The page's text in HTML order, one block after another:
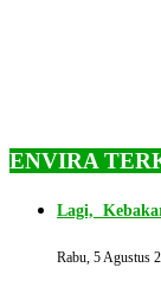
ENVIRA
Lagi,
Rabu, 5 Agustus